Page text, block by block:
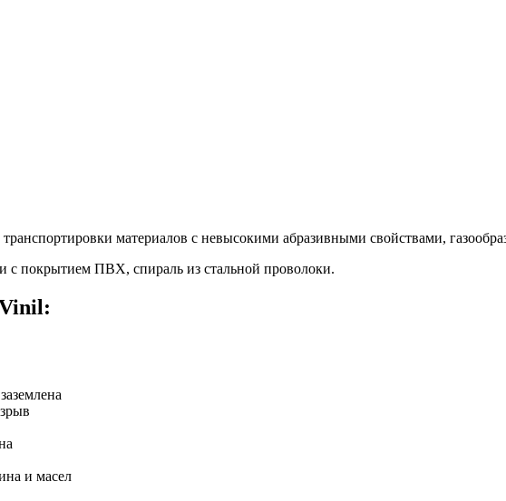
материалов с невысокими абразивными свойствами,
с покрытием ПВХ, спираль из стальной проволоки.
и масел